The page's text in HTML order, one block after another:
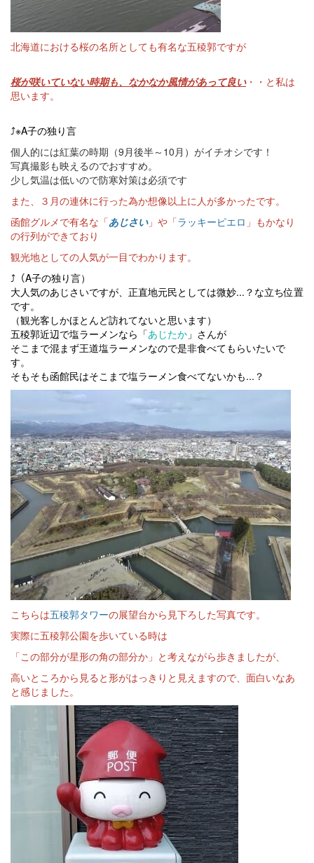
北海道における桜の名所としても有名な五稜郭ですが
桜が咲いていない時期も、なかなか風情があって良い・・と私は
思います。
⤴※A子の独り言
個人的には紅葉の時期（9月後半～ 10月）がイチオシです！
写真撮影も映えるのでおすすめ。
少し気温は低いので防寒対策は必須です
また、３月の連休に行った為か想像以上に人が多かったです。
函館グルメで有名な「あじさい」や「ラッキーピエロ 」もかなり
の行列ができており
観光地としての人気が一目でわかります。
⤴（A子の独り言）
大人気のあじさいですが、正直地元民としては微妙...？な立ち位置
です。
（観光客しかほとんど訪れてないと思います）
五稜郭近辺で塩ラーメンなら「あじたか 」さんが
そこまで混まず王道塩ラーメンなので是非食べてもらいたいで
す。
そもそも函館民はそこまで塩ラーメン食べてないかも...？
こちらは五稜郭タワーの展望台から見下ろした写真です。
実際に五稜郭公園を歩いている時は
「この部分が星形の角の部分か」と考えながら歩きましたが、
高いところから見ると形がはっきりと見えますので、面白いなあ
と感じました。